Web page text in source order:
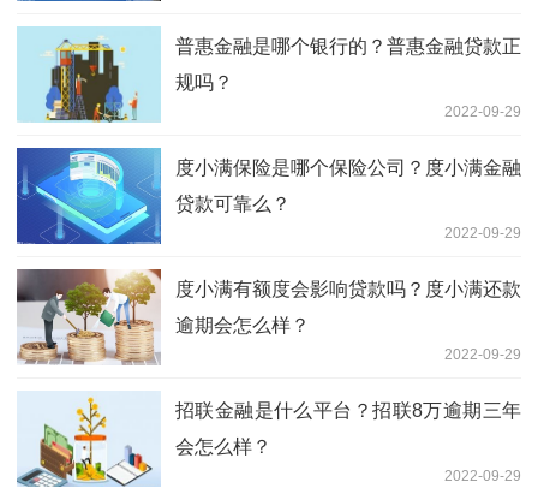
普惠金融是哪个银行的？普惠金融贷款正
规吗？
2022-09-29
度小满保险是哪个保险公司？度小满金融
贷款可靠么？
2022-09-29
度小满有额度会影响贷款吗？度小满还款
逾期会怎么样？
2022-09-29
招联金融是什么平台？招联8万逾期三年
会怎么样？
2022-09-29